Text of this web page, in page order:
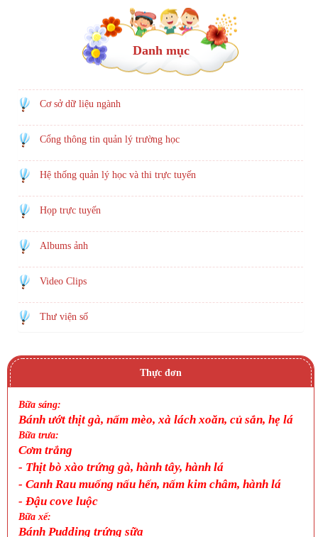
Danh mục
Cơ sở dữ liệu ngành
Cổng thông tin quản lý trường học
Hệ thống quản lý học và thi trực tuyến
Họp trực tuyến
Albums ảnh
Video Clips
Thư viện số
Thực đơn
Bữa sáng:
Bánh ướt thịt gà, nấm mèo, xà lách xoăn, củ sắn, hẹ lá
Bữa trưa:
Cơm trắng
- Thịt bò xào trứng gà, hành tây, hành lá
- Canh Rau muống nấu hến, nấm kim châm, hành lá
- Đậu cove luộc
Bữa xế:
Bánh Pudding trứng sữa